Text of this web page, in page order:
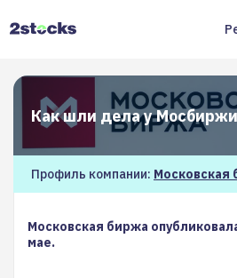
Как шли дела у
Профиль компании: Московская
Московская биржа
мае.